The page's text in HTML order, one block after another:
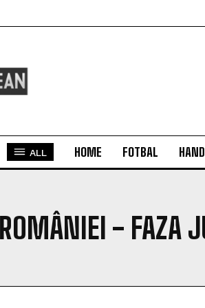
ALL HOME FOTBAL
- FAZA